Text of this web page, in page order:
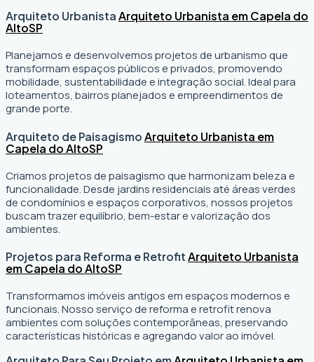
Arquiteto UrbanistaArquiteto Urbanista em Capela do
AltoSP
Planejamos e desenvolvemos projetos de urbanismo que
transformam espaços públicos e privados, promovendo
mobilidade, sustentabilidade e integração social. Ideal para
loteamentos, bairros planejados e empreendimentos de
grande porte.
Arquiteto de PaisagismoArquiteto Urbanista em
Capela do AltoSP
Criamos projetos de paisagismo que harmonizam beleza e
funcionalidade. Desde jardins residenciais até áreas verdes
de condomínios e espaços corporativos, nossos projetos
buscam trazer equilíbrio, bem-estar e valorização dos
ambientes.
Projetos para Reforma e RetrofitArquiteto Urbanista
em Capela do AltoSP
Transformamos imóveis antigos em espaços modernos e
funcionais. Nosso serviço de reforma e retrofit renova
ambientes com soluções contemporâneas, preservando
características históricas e agregando valor ao imóvel.